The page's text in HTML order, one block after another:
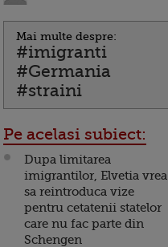
Mai multe despre:
#imigranti
#Germania
#straini
Pe acelasi subiect:
Dupa limitarea
imigrantilor, Elvetia vrea
sa reintroduca vize
pentru cetatenii statelor
care nu fac parte din
Schengen